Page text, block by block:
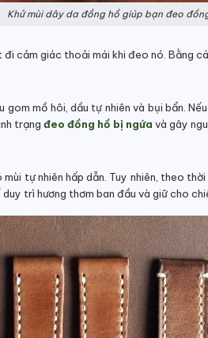
Khử mùi dây da đồng hồ giúp bạn đeo
cảm giác thoải mái khi đeo nó. Bằng
mồ hôi, dầu tự nhiên và bụi bẩn.
trạng đeo đồng hồ bị ngứa và gây
tự nhiên hấp dẫn. Tuy nhiên, theo
trì hương thơm ban đầu và giữ cho